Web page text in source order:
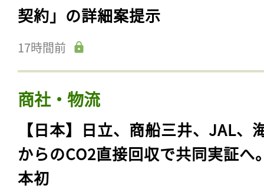
契約」の詳細案提示
17時間前
商社・物流
【日本】日立、商船三井、JAL、
からのCO2直接回収で共同実証へ
本初